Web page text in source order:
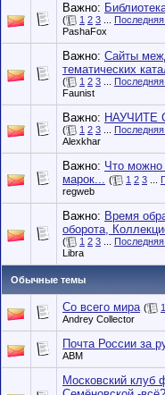
Важно:
( 1 2 3
PashaFox
Важно: Сайты
тематических
( 1 2 3
Faunist
Важно: НАУЧИТЕ
( 1 2 3
Alexkhar
Важно: Что можно
марок... ( 1 2 3
regweb
Важно: Время
оборота,
( 1 2 3
Libra
Обычные темы
Со всего мира ( 1
Andrey Collector
Почта России за
АВМ
Московский клуб